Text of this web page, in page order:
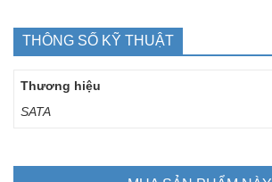
THÔNG SỐ KỸ THUẬT
Thương hiệu
SATA